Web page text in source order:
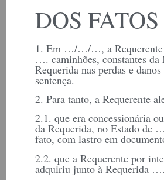
DOS FATOS
1. Em …/…/…, a Requerente
…. caminhões, constantes
Requerida nas perdas e
sentença.
2. Para tanto, a Requerente
2.1. que era concessionária
da Requerida, no Estado de
fato, com lastro em
2.2. que a Requerente por
adquiriu junto à Requerida